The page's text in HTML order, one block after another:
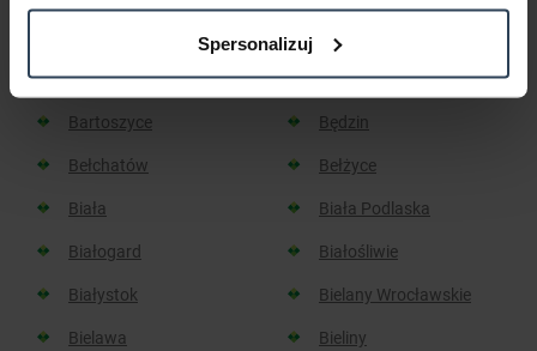
Spersonalizuj
Aleksandrów Kujawski
Aleksandrów Łódzki
Baborów
Barlinek
Bartoszyce
Będzin
Bełchatów
Bełżyce
Biała
Biała Podlaska
Białogard
Białośliwie
Białystok
Bielany Wrocławskie
Bielawa
Bieliny